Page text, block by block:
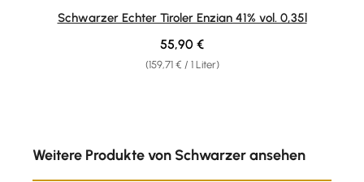
Durchschnittliche Bewertung von 5 von 5 Sternen
Schwarzer Echter Tiroler Enzian 41% vol. 0,35l
(159,71 € / 1 Liter)
Regulärer Preis:
55,90 €
Weitere Produkte von Schwarzer ansehen